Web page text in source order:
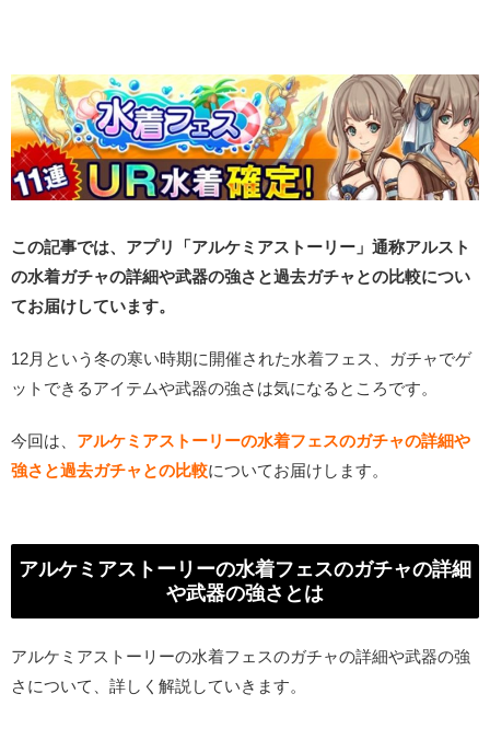
この記事では、アプリ「アルケミアストーリー」通称アルスト
の水着ガチャの詳細や武器の強さと過去ガチャとの比較につい
てお届けしています。
12月という冬の寒い時期に開催された水着フェス、ガチャでゲ
ットできるアイテムや武器の強さは気になるところです。
今回は、 アルケミアストーリーの水着フェスのガチャの詳細や
強さと過去ガチャとの比較についてお届けします。
アルケミアストーリーの水着フェスのガチャの詳細
や武器の強さとは
アルケミアストーリーの水着フェスのガチャの詳細や武器の強
さについて、詳しく解説していきます。